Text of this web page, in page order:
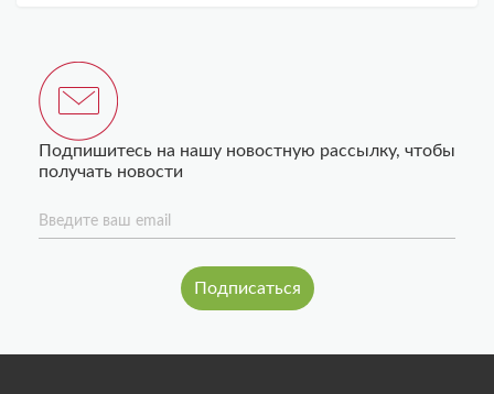
Подпишитесь на нашу новостную рассылку, чтобы
получать новости
Введите ваш email